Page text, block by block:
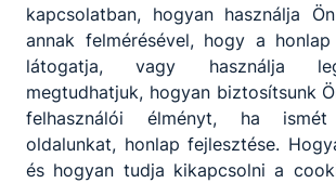
OM azonosító
kapcsolatban, hogyan használja
annak felmérésével, hogy a
látogatja, vagy használja
megtudhatjuk, hogyan biztosítsunk
felhasználói élményt, ha ismét
oldalunkat, honlap fejlesztése.
és hogyan tudja kikapcsolni a